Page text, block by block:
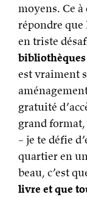
moyens. Ce
répondre que
en triste
est vraiment
gratuité
grand
– je te défie
quartier en
beau, c’est
livre et que